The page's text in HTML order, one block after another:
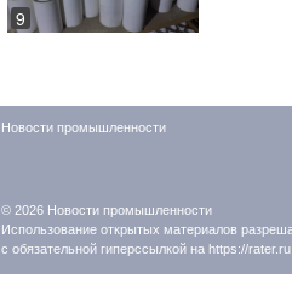
9
Новости промышленности
© 2026 Новости промышленности
Использование открытых материалов
с обязательной гиперссылкой на https://rater.ru